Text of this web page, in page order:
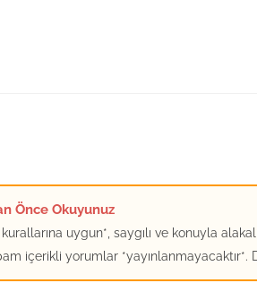
Önce Okuyunuz
uygun*, saygılı ve konuyla
içerikli yorumlar *yayınlanmayacaktır*.